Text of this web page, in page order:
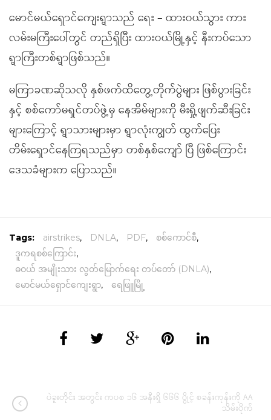
မောင်မယ်ရှောင်ကျေးရွာသည် ရေး – ထားဝယ်သွား ကား
လမ်းမကြီးပေါ်တွင် တည်ရှိပြီး ထားဝယ်မြို့နှင့် နီးကပ်သော
ရွာကြီးတစ်ရွာဖြစ်သည်။
မကြာခဏဆိုသလို နှစ်ဖက်ထိတွေ့တိုက်ပွဲများ ဖြစ်ပွားခြင်း
နှင့် စစ်ကော်မရှင်တပ်ဖွဲ့မှ နေအိမ်များကို မီးရှို့ဖျက်ဆီးခြင်း
များကြောင့် ရွာသားများမှာ ရွာလုံးကျွတ် ထွက်ပြေး
တိမ်းရှောင်နေကြရသည်မှာ တစ်နှစ်ကျော် ပြီ ဖြစ်ကြောင်း
ဒေသခံများက ပြောသည်။
Tags: airstrikes, DNLA, PDF, စစ်ကောင်စီ,
ဒူကရစစ်ကြောင်း,
ဓဝယ် အမျိုးသား လွတ်မြောက်ရေး တပ်တော် (DNLA),
မောင်မယ်ရှောင်ကျေးရွာ, ရေဖြူမြို့
ပဲခူးတိုင်း အတွင်း ကပစ ၁၆ အနီးရှိ ၆၆၆ ပွိုင့် စခန်းကုန်းကို AA
သိမ်းပိုက်